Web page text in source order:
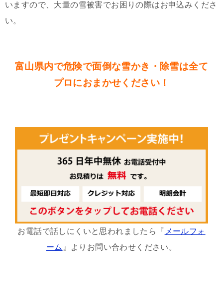
いますので、大量の雪被害でお困りの際はお申込みくださ
い。
富山県内で危険で面倒な雪かき・除雪は全て
プロにおまかせください！
お電話で話しにくいと思われましたら『 メールフォ
ーム 』よりお問い合わせください。